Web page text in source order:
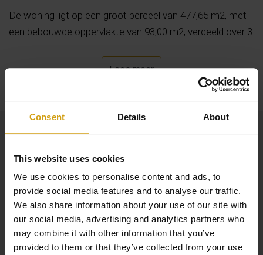
Consent Details About
This website uses cookies
We use cookies to personalise content and ads, to
provide social media features and to analyse our traffic.
We also share information about your use of our site with
our social media, advertising and analytics partners who
may combine it with other information that you’ve
provided to them or that they’ve collected from your use
De woning ligt op een groot perceel van 477,65 m2, met
een bebouwde oppervlakte van 93,00 m2, verdeeld over 3
wasruimte en 2 badkamers. Dankzij de noordoostelijke
oriëntatie en de hoekligging biedt het de hele dag
Nieuwbouw met hoogwaardige afwerkingen, zoals wit
Daarnaast heeft het extra's zoals: pre-installatie van
airconditioning en geleide verwarming door het hele huis
en inbouwkasten. Het ruime hoekperceel biedt een mooi
privé zwembad van 8x4 met pre-installatie voor
verwarming en een zeer groot terras, perfect om het hele
jaar door van het mooie weer te genieten. Daarnaast is
Lees meer